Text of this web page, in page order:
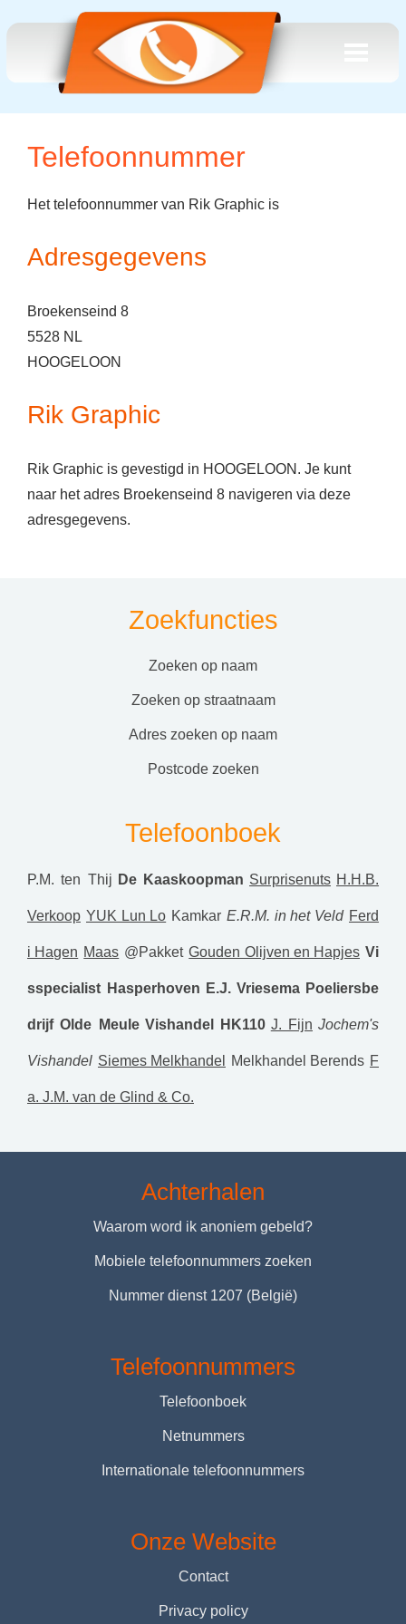
Telefoonnummer
Het telefoonnummer van Rik Graphic is
Adresgegevens
Broekenseind 8
5528 NL
HOOGELOON
Rik Graphic
Rik Graphic is gevestigd in HOOGELOON. Je kunt
naar het adres Broekenseind 8 navigeren via deze
adresgegevens.
Zoekfuncties
zoeken op naam
zoeken op straatnaam
adres zoeken op naam
postcode zoeken
Telefoonboek
P.M. ten Thij De Kaaskoopman Surprisenuts H.H.B.
Verkoop YUK Lun Lo Kamkar E.R.M. in het Veld Ferd
i Hagen Maas @Pakket Gouden Olijven en Hapjes Vi
sspecialist Hasperhoven E.J. Vriesema Poeliersbe
drijf Olde Meule Vishandel HK110 J. Fijn Jochem's
Vishandel Siemes Melkhandel Melkhandel Berends F
a. J.M. van de Glind & Co.
Achterhalen
Waarom word ik anoniem gebeld?
Mobiele telefoonnummers zoeken
Nummer dienst 1207 (België)
Telefoonnummers
Telefoonboek
Netnummers
Internationale telefoonnummers
Onze Website
Contact
Privacy policy